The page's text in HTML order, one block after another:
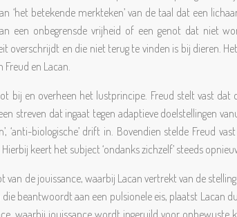
‘het betekende merkteken’ van de taal dat een
een onbegrensde vrijheid of een genot dat niet
overschrijdt en die niet terug te vinden is bij dieren.
en Lacan.
bij en overheen het lustprincipe. Freud stelt vast
streven dat ingaat tegen adaptieve doelstellingen
biologische’ drift in. Bovendien stelde Freud
keert het subject ‘ondanks zichzelf’ steeds
de jouissance, waarbij Lacan vertrekt van de
beantwoordt aan een pulsionele eis, plaatst Lacan
waarbij jouissance wordt ingeruild voor onbewuste